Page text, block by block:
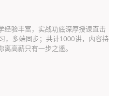
经验丰富，实战功底深厚授课直击
，多端同步；共计1000讲，内容持
高薪只有一步之遥。